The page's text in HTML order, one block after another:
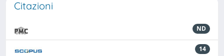
Citazioni
ND
14